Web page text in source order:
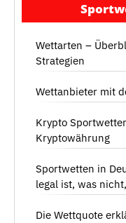
Wettarten –
Strategien
Wettanbieter mit
Krypto
Kryptowährung
Sportwetten in
legal ist, was
Die Wettquote